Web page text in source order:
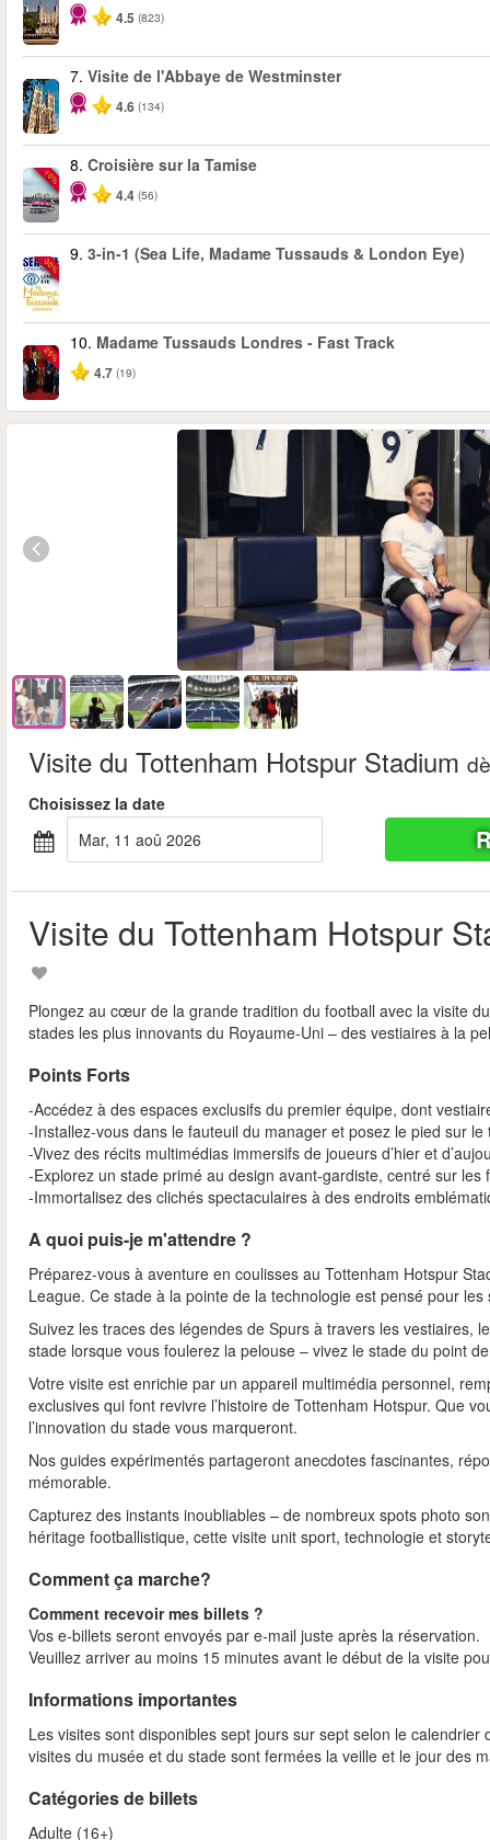
4.5 (823)
7. Visite de l'Abbaye de Westminster
4.6 (134)
-10%
8. Croisière sur la Tamise
4.4 (56)
-30%
9. 3-in-1 (Sea Life, Madame Tussauds & London Eye)
-25%
10. Madame Tussauds Londres - Fast Track
4.7 (19)
Visite du Tottenham Hotspur Stadium
Choisissez la date
mar, 11 aoû 2026
Visite du Tottenham Hotspur
Plongez au cœur de la grande tradition du football avec la visite
stades les plus innovants du Royaume-Uni – des vestiaires à la
Points Forts
-Accédez à des espaces exclusifs du premier équipe, dont
-Installez-vous dans le fauteuil du manager et posez le pied sur
-Vivez des récits multimédias immersifs de joueurs d’hier et
-Explorez un stade primé au design avant‑gardiste, centré sur les
-Immortalisez des clichés spectaculaires à des endroits
A quoi puis-je m'attendre ?
Préparez‑vous à aventure en coulisses au Tottenham Hotspur
League. Ce stade à la pointe de la technologie est pensé pour les
Suivez les traces des légendes de Spurs à travers les vestiaires,
stade lorsque vous foulerez la pelouse – vivez le stade du point
Votre visite est enrichie par un appareil multimédia personnel,
exclusives qui font revivre l’histoire de Tottenham Hotspur. Que
l’innovation du stade vous marqueront.
Nos guides expérimentés partageront anecdotes fascinantes,
mémorable.
Capturez des instants inoubliables – de nombreux spots photo
héritage footballistique, cette visite unit sport, technologie et
Comment ça marche?
Comment recevoir mes billets ?
Vos e‑billets seront envoyés par e‑mail juste après la réservation.
Veuillez arriver au moins 15 minutes avant le début de la visite
Informations importantes
Les visites sont disponibles sept jours sur sept selon le
visites du musée et du stade sont fermées la veille et le jour des
Catégories de billets
Adulte (16+)